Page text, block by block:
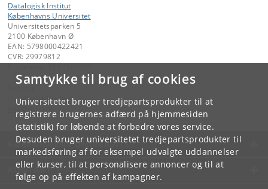
Samtykke til brug af cookies
Universitetet bruger tredjepartsprodukter til at
registrere brugernes adfærd på hjemmesiden
(statistik) for løbende at forbedre vores service.
Desuden bruger universitetet tredjepartsprodukter til
markedsføring af for eksempel udvalgte uddannelser
eller kurser, til at personalisere annoncer og til at
følge op på effekten af kampagner.
Datalogisk Institut
Københavns Universitet
Universitetsparken 5
2100 København Ø
EAN: 5798000422421
CVR: 29979812
Datalogisk Institut
KØBENHAVNS UNIVERSITET
KONTAKT